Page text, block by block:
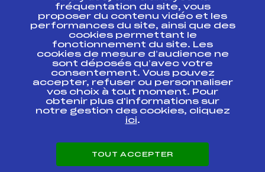
Ressources
Pass’Neige
Projet sportif fédéral
Projet de performance fédéral
Antidopage
Pôle Développement, Formation, Suivi
Scientifique
Listes ministérielles
Pôle vie de l’athlète
Enseignement professionnel
Carrières
fréquentation du site, vous
proposer du contenu vidéo et les
performances du site, ainsi que des
cookies permettant le
fonctionnement du site. Les
cookies de mesure d’audience ne
sont déposés qu’avec votre
consentement. Vous pouvez
accepter, refuser ou personnaliser
vos choix à tout moment. Pour
obtenir plus d'informations sur
notre gestion des cookies, cliquez
ici.
TOUT ACCEPTER